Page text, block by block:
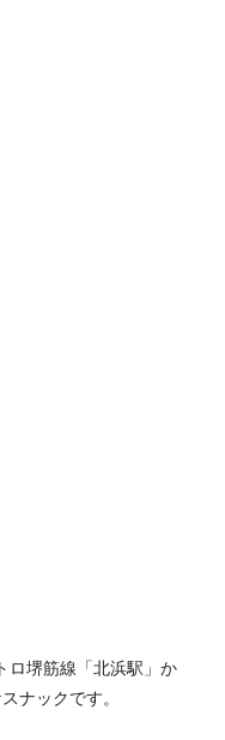
ロ堺筋線「北浜駅」か
ナックです。